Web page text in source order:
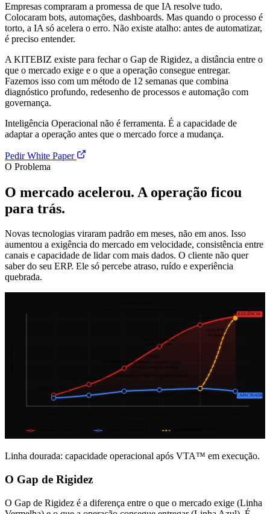
Empresas compraram a promessa de que IA resolve tudo.
Colocaram bots, automações, dashboards. Mas quando o processo é
torto, a IA só acelera o erro. Não existe atalho: antes de automatizar,
é preciso entender.
A KITEBIZ existe para fechar o Gap de Rigidez, a distância entre o
que o mercado exige e o que a operação consegue entregar.
Fazemos isso com um método de 12 semanas que combina
diagnóstico profundo, redesenho de processos e automação com
governança.
Inteligência Operacional não é ferramenta. É a capacidade de
adaptar a operação antes que o mercado force a mudança.
Pedir White Paper
O Problema
O mercado acelerou. A operação ficou
para trás.
Novas tecnologias viraram padrão em meses, não em anos. Isso
aumentou a exigência do mercado em velocidade, consistência entre
canais e capacidade de lidar com mais dados. O cliente não quer
saber do seu ERP. Ele só percebe atraso, ruído e experiência
quebrada.
Gap de Rigidez
Diferença entre o que o mercado exige
e o que a operação consegue entregar.
Aqui nascem atraso, retrabalho e perda de margem.
Digital vira regra
Tempo real vira padrão
Omnicanal vira cobrança
Dados explodem,
contexto some
IA vira baseline
Complexidade
permanente
Mais gente
Trocou ferramenta Automação isolada Remendos
Ciclo VTA™
12 semanas
EXIGÊNCIA
CAPACIDADE
Linha dourada: capacidade operacional após VTA™ em execução.
O Gap de Rigidez
O Gap de Rigidez é a diferença entre o que o mercado exige (Linha